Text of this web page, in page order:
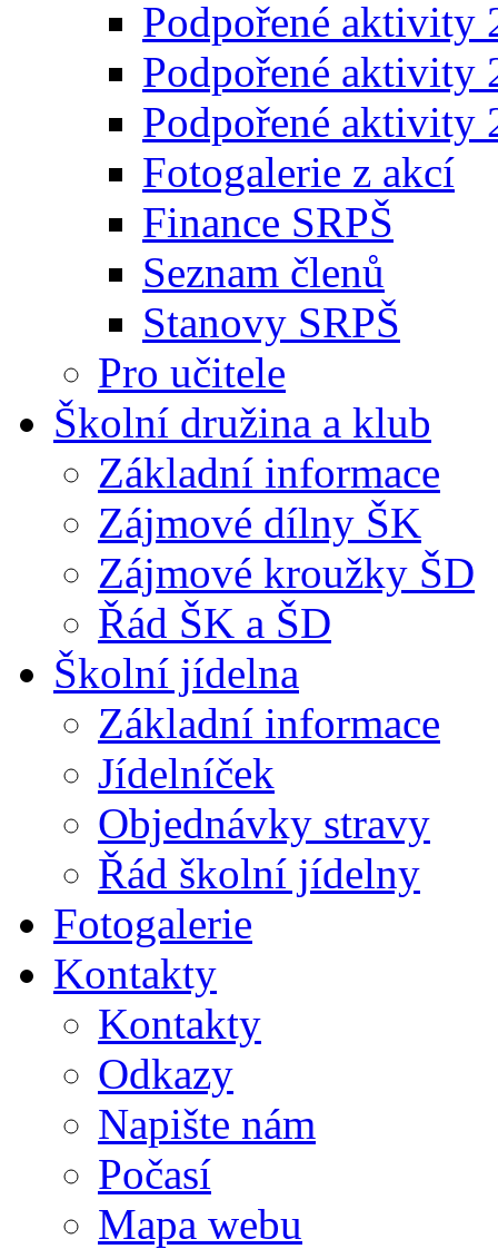
Podpořené aktivity
Podpořené aktivity
Podpořené aktivity
Fotogalerie z akcí
Finance SRPŠ
Seznam členů
Stanovy SRPŠ
Pro učitele
Školní družina a klub
Základní informace
Zájmové dílny ŠK
Zájmové kroužky ŠD
Řád ŠK a ŠD
Školní jídelna
Základní informace
Jídelníček
Objednávky stravy
Řád školní jídelny
Fotogalerie
Kontakty
Kontakty
Odkazy
Napište nám
Počasí
Mapa webu